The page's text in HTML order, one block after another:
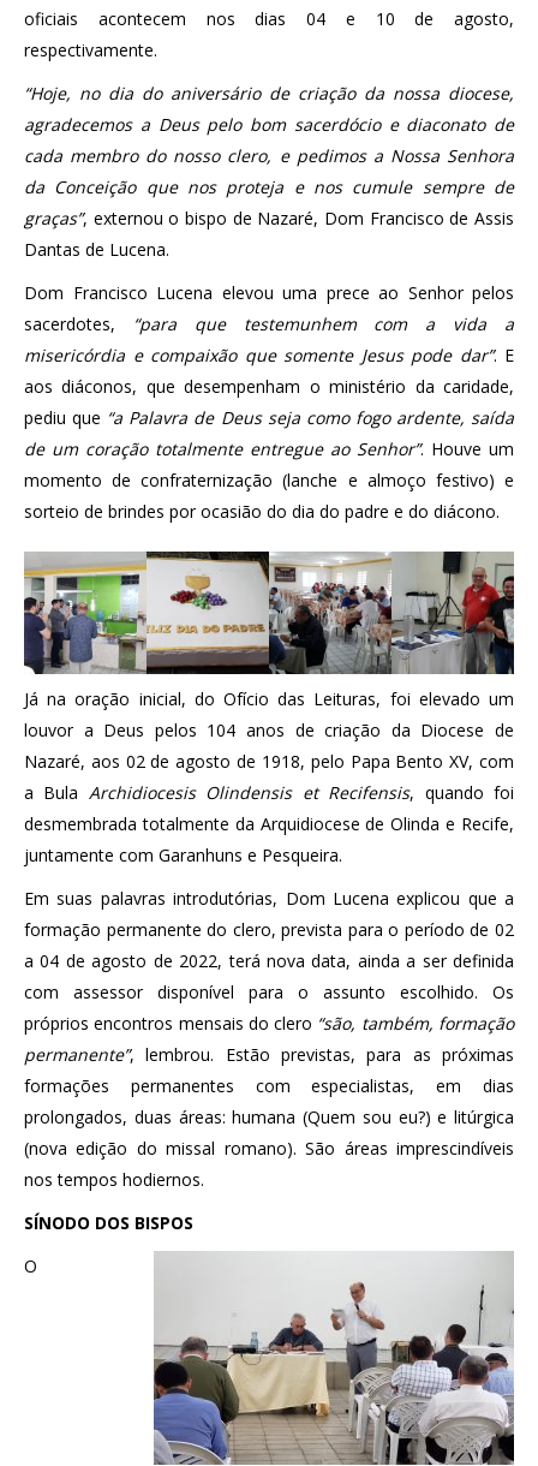
oficiais acontecem nos dias 04 e 10 de agosto,
respectivamente.
“Hoje, no dia do aniversário de criação da nossa diocese,
agradecemos a Deus pelo bom sacerdócio e diaconato de
cada membro do nosso clero, e pedimos a Nossa Senhora
da Conceição que nos proteja e nos cumule sempre de
graças”, externou o bispo de Nazaré, Dom Francisco de Assis
Dantas de Lucena.
Dom Francisco Lucena elevou uma prece ao Senhor pelos
sacerdotes,
“para que testemunhem com a vida a
misericórdia e compaixão que somente Jesus pode dar”. E
aos diáconos, que desempenham o ministério da caridade,
pediu que “a Palavra de Deus seja como fogo ardente, saída
de um coração totalmente entregue ao Senhor”. Houve um
momento de confraternização (lanche e almoço festivo) e
sorteio de brindes por ocasião do dia do padre e do diácono.
Já na oração inicial, do Ofício das Leituras, foi elevado um
louvor a Deus pelos 104 anos de criação da Diocese de
Nazaré, aos 02 de agosto de 1918, pelo Papa Bento XV, com
a Bula Archidiocesis Olindensis et Recifensis, quando foi
desmembrada totalmente da Arquidiocese de Olinda e Recife,
juntamente com Garanhuns e Pesqueira.
Em suas palavras introdutórias, Dom Lucena explicou que a
formação permanente do clero, prevista para o período de 02
a 04 de agosto de 2022, terá nova data, ainda a ser definida
com assessor disponível para o assunto escolhido. Os
próprios encontros mensais do clero “são, também, formação
permanente”, lembrou. Estão previstas, para as próximas
formações permanentes com especialistas, em dias
prolongados, duas áreas: humana (Quem sou eu?) e litúrgica
(nova edição do missal romano). São áreas imprescindíveis
nos tempos hodiernos.
SÍNODO DOS BISPOS
O